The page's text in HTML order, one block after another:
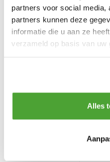
partners voor social media,
partners kunnen deze
informatie die u aan ze
verzameld op basis van uw
Alles
Do you have a question
Our employee is happy to
Send mail
Gerelateerde producten